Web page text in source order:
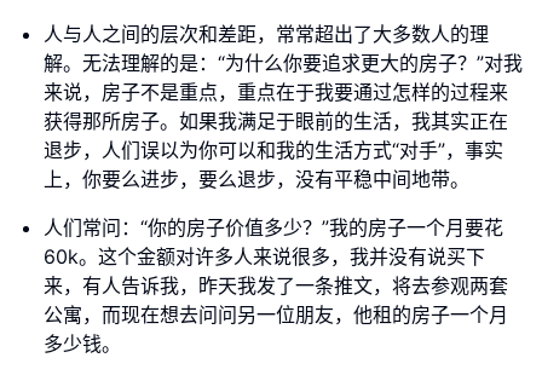
人与人之间的层次和差距，常常超出了大多数人的理
解。无法理解的是：“为什么你要追求更大的房子？”对我
来说，房子不是重点，重点在于我要通过怎样的过程来
获得那所房子。如果我满足于眼前的生活，我其实正在
退步，人们误以为你可以和我的生活方式“对手”，事实
上，你要么进步，要么退步，没有平稳中间地带。
人们常问：“你的房子价值多少？”我的房子一个月要花
60k。这个金额对许多人来说很多，我并没有说买下
来，有人告诉我，昨天我发了一条推文，将去参观两套
公寓，而现在想去问问另一位朋友，他租的房子一个月
多少钱。